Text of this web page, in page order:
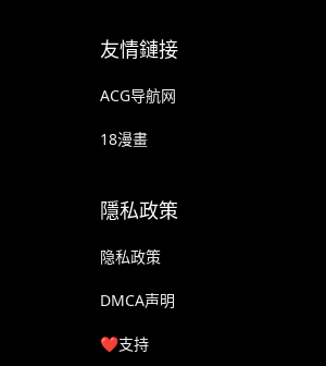
友情鏈接
ACG导航网
18漫畫
隱私政策
隐私政策
DMCA声明
❤️支持